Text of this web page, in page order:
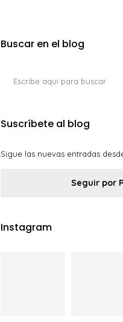
Buscar en el blog
Suscríbete al blog
Sigue las nuevas entradas
Seguir por
Instagram